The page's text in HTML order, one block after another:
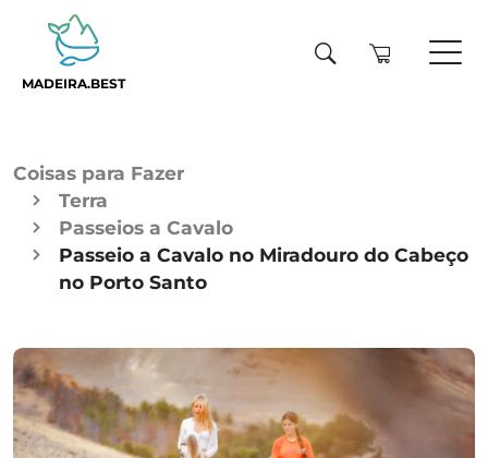
MADEIRA.BEST
Coisas para Fazer
Terra
Passeios a Cavalo
Passeio a Cavalo no Miradouro do Cabeço
no Porto Santo